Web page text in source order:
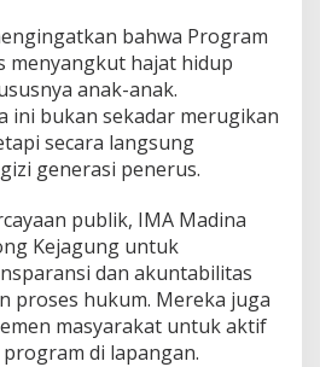
bahwa Program
menyangkut hajat hidup
anak-anak.
ini bukan sekadar merugikan
secara langsung
generasi penerus.
publik, IMA Madina
Kejagung untuk
dan akuntabilitas
proses hukum. Mereka juga
masyarakat untuk aktif
di lapangan.